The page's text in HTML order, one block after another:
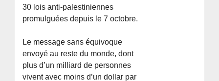
30 lois anti-palestiniennes
promulguées depuis le 7 octobre.
Le message sans équivoque
envoyé au reste du monde, dont
plus d’un milliard de personnes
vivent avec moins d’un dollar par